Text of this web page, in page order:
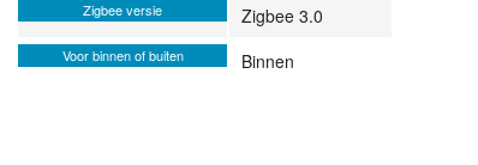
Zigbee versie Zigbee 3.0
Voor binnen of buiten Binnen